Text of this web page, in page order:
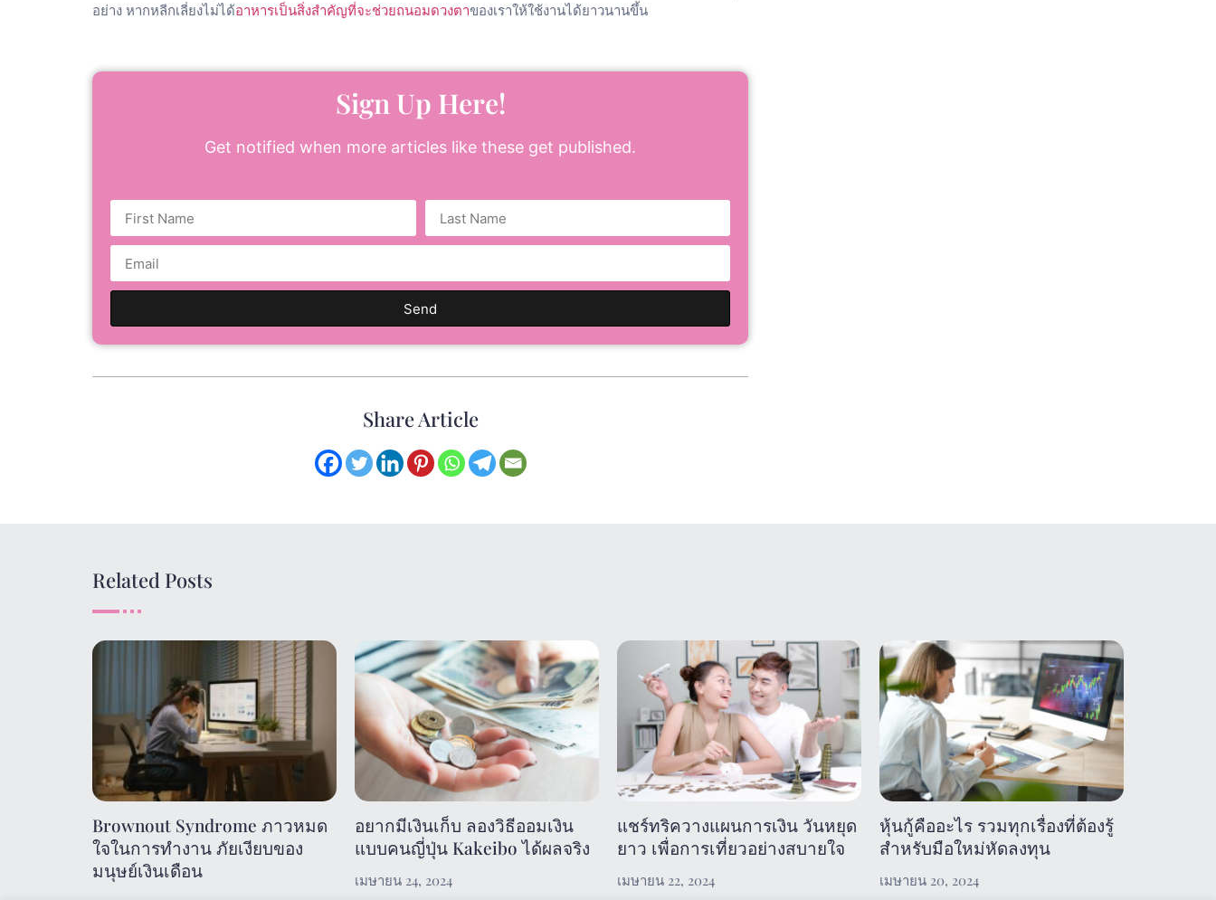
อย่าง หากหลีกเลี่ยงไม่ได้อาหารเป็นสิ่งสำคัญที่จะช่วยถนอมดวงตาของเราให้ใช้งานได้ยาวนานขึ้น
Sign Up Here!
Get notified when more articles like these get published.
Send
Share Article
Related Posts
Brownout Syndrome ภาวหมด
ใจในการทำงาน ภัยเงียบของ
มนุษย์เงินเดือน
อยากมีเงินเก็บ ลองวิธีออมเงิน
แบบคนญี่ปุ่น Kakeibo ได้ผลจริง
เมษายน 24, 2024
แชร์ทริควางแผนการเงิน วันหยุด
ยาว เพื่อการเที่ยวอย่างสบายใจ
เมษายน 22, 2024
หุ้นกู้คืออะไร รวมทุกเรื่องที่ต้องรู้
สำหรับมือใหม่หัดลงทุน
เมษายน 20, 2024